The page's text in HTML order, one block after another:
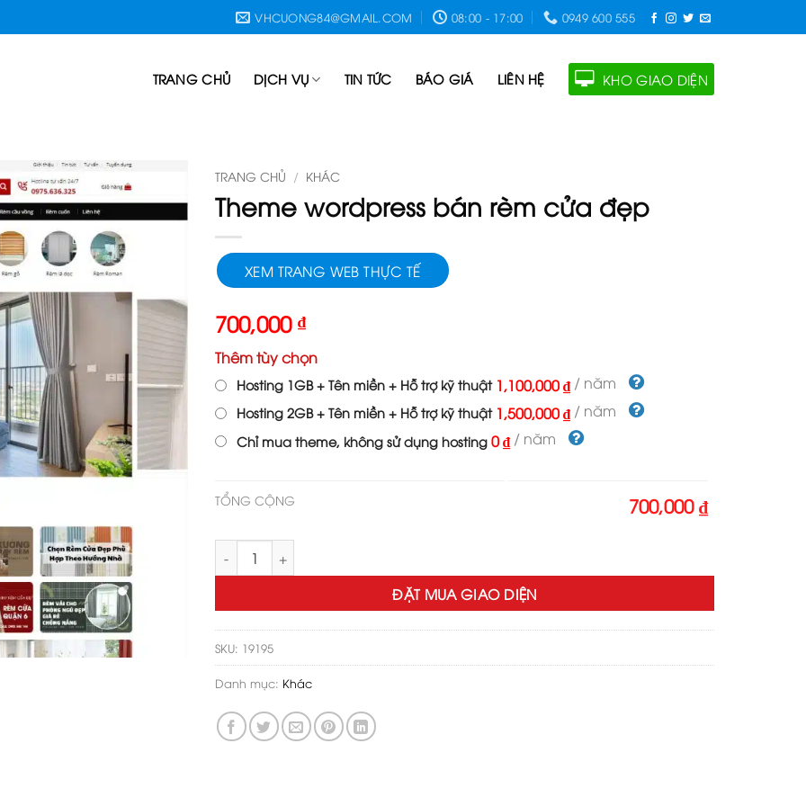
VHCUONG84@GMAIL.COM 08:00 - 17:00 0949 600 555
TRANG CHỦ DỊCH VỤ TIN TỨC BÁO GIÁ LIÊN HỆ KHO GIAO DIỆN
TRANG CHỦ / KHÁC
Theme wordpress bán rèm cửa đẹp
XEM TRANG WEB THỰC TẾ
700,000 ₫
Thêm tùy chọn
Hosting 1GB + Tên miền + Hỗ trợ kỹ thuật 1,100,000 ₫ / năm
Hosting 2GB + Tên miền + Hỗ trợ kỹ thuật 1,500,000 ₫ / năm
Chỉ mua theme, không sử dụng hosting 0 ₫ / năm
TỔNG CỘNG 700,000 ₫
Theme wordpress bán rèm cửa đẹp số lượng
ĐẶT MUA GIAO DIỆN
SKU: 19195
Danh mục: Khác